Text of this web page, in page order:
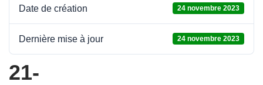
Date de création 24 novembre 2023
Dernière mise à jour 24 novembre 2023
21-